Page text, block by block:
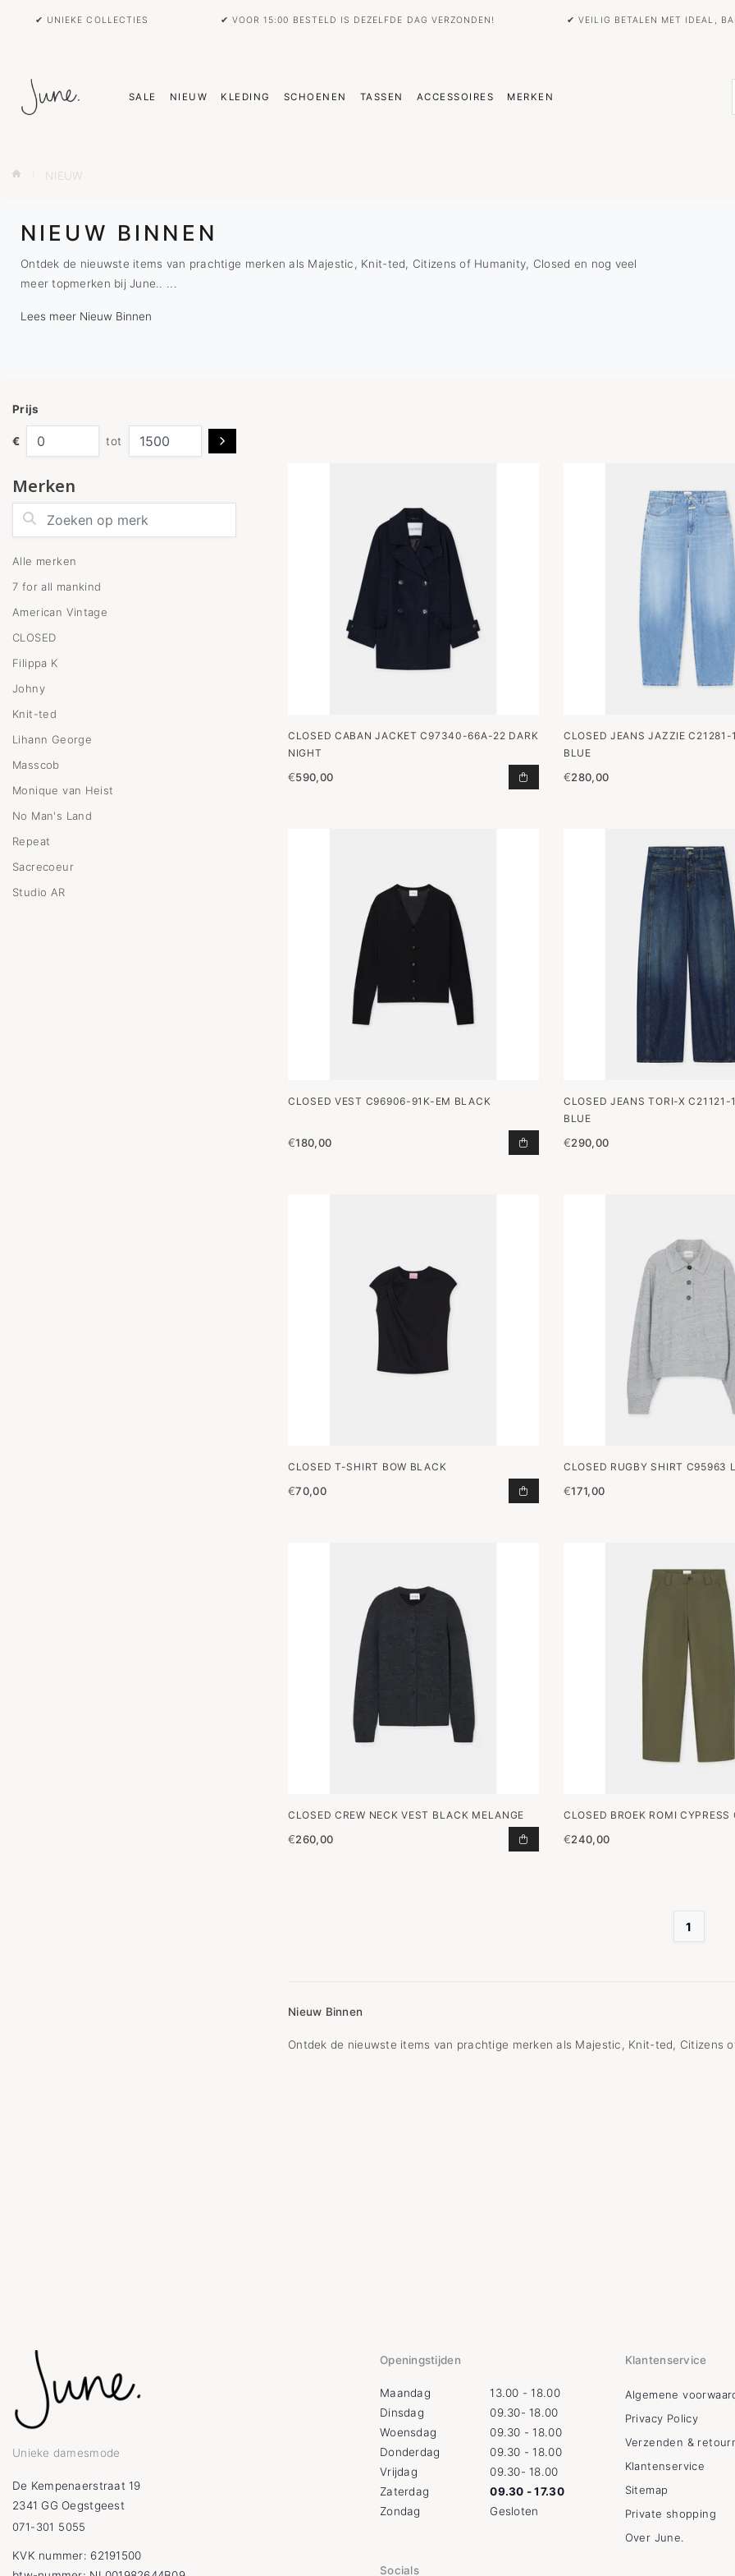
✔ UNIEKE COLLECTIES ✔ VOOR 15:00 BESTELD IS DEZELFDE DAG VERZONDEN! ✔ VEILIG BETALEN MET IDEAL,
SALE NIEUW KLEDING SCHOENEN TASSEN ACCESSOIRES MERKEN
NIEUW
NIEUW BINNEN
Ontdek de nieuwste items van prachtige merken als Majestic, Knit-ted, Citizens of Humanity, Closed en nog veel
meer topmerken bij June.. ...
Lees meer Nieuw Binnen
Prijs
€ tot
Merken
Zoeken op merk
Alle merken
7 for all mankind
American Vintage
CLOSED
Filippa K
Johny
Knit-ted
Lihann George
Masscob
Monique van Heist
No Man's Land
Repeat
Sacrecoeur
Studio AR
CLOSED CABAN JACKET C97340-66A-22 DARK
NIGHT
€590,00 CABAN JACKET C97340-66A-22
CLOSED JEANS JAZZIE
BLUE
€280,00
CLOSED VEST C96906-91K-EM BLACK
€180,00 VEST C96906-91K-EM BLACK
CLOSED JEANS TORI-X
BLUE
€290,00
CLOSED T-SHIRT BOW BLACK
€70,00 T-SHIRT BOW BLACK TOEVOEGEN
CLOSED RUGBY SHIRT C95963
€171,00
CLOSED CREW NECK VEST BLACK MELANGE
€260,00 CREW NECK VEST BLACK MELANGE
CLOSED BROEK ROMI CYPRESS
€240,00
1
Nieuw Binnen
Ontdek de nieuwste items van prachtige merken als Majestic, Knit-ted, Citizens
Unieke damesmode
De Kempenaerstraat 19
2341 GG Oegstgeest
071-301 5055
KVK nummer: 62191500
Openingstijden
Maandag
13.00 - 18.00
Dinsdag
09.30- 18.00
Woensdag
09.30 - 18.00
Donderdag
09.30 - 18.00
Vrijdag
09.30- 18.00
Zaterdag
09.30 - 17.30
Zondag
Gesloten
Socials
Klantenservice
Algemene
Privacy Policy
Verzenden &
Klantenservice
Sitemap
Private shopping
Over June.